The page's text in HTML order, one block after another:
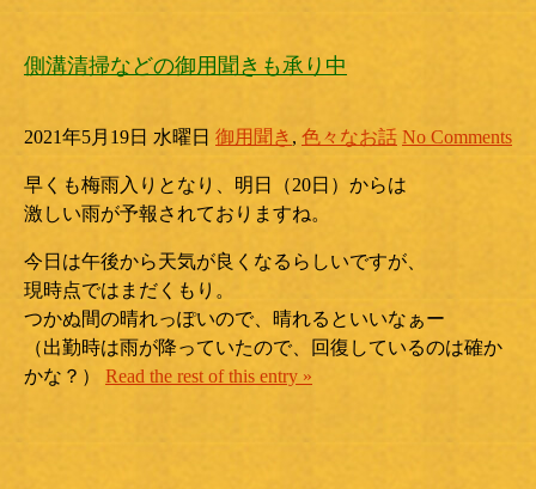
側溝清掃などの御用聞きも承り中
2021年5月19日 水曜日 御用聞き , 色々なお話 No Comments
早くも梅雨入りとなり、明日（20日）からは
激しい雨が予報されておりますね。
今日は午後から天気が良くなるらしいですが、
現時点ではまだくもり。
つかぬ間の晴れっぽいので、晴れるといいなぁー
（出勤時は雨が降っていたので、回復しているのは確か
かな？） Read the rest of this entry »